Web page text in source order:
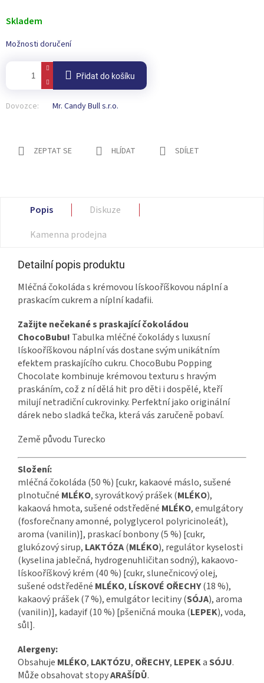
cena:
Skladem
Možnosti doručení
Přidat do košíku
Dovozce: Mr. Candy Bull s.r.o.
ZEPTAT SE HLÍDAT SDÍLET
Popis
Diskuze
Kamenna prodejna
Detailní popis produktu
Mléčná čokoláda s krémovou lískooříškovou náplní a
praskacím cukrem a níplní kadafii.
Zažijte nečekané s praskající čokoládou
ChocoBubu! Tabulka mléčné čokolády s luxusní
lískooříškovou náplní vás dostane svým unikátním
efektem praskajícího cukru. ChocoBubu Popping
Chocolate kombinuje krémovou texturu s hravým
praskáním, což z ní dělá hit pro děti i dospělé, kteří
milují netradiční cukrovinky. Perfektní jako originální
dárek nebo sladká tečka, která vás zaručeně pobaví.
Země původu Turecko
Složení:
mléčná čokoláda (50 %) [cukr, kakaové máslo, sušené
plnotučné MLÉKO, syrovátkový prášek (MLÉKO),
kakaová hmota, sušené odstředěné MLÉKO, emulgátory
(fosforečnany amonné, polyglycerol polyricinoleát),
aroma (vanilin)], praskací bonbony (5 %) [cukr,
glukózový sirup, LAKTÓZA(MLÉKO), regulátor kyselosti
(kyselina jablečná, hydrogenuhličitan sodný), kakaovo-
lískooříškový krém (40 %) [cukr, slunečnicový olej,
sušené odstředěné MLÉKO, LÍSKOVÉ OŘECHY(18 %),
kakaový prášek (7 %), emulgátor lecitiny (SÓJA), aroma
(vanilin)], kadayif (10 %) [pšeničná mouka (LEPEK), voda,
sůl].
Alergeny:
Obsahuje MLÉKO, LAKTÓZU, OŘECHY, LEPEKaSÓJU.
Může obsahovat stopyARAŠÍDŮ.